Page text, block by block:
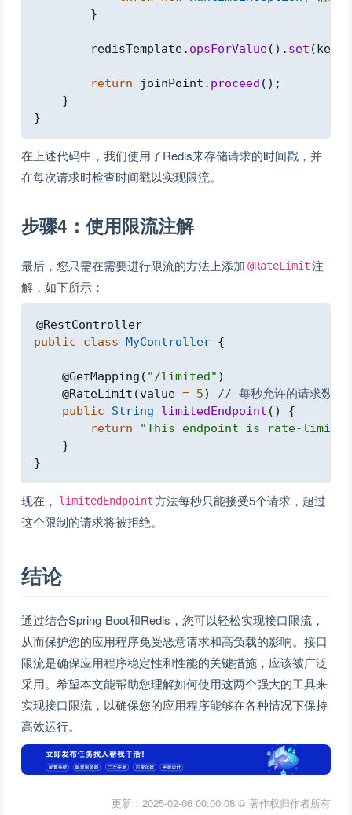
}
        redisTemplate
. opsForValue( ) . set (key
return joinPoint . proceed ( ) ;
}
}
在上述代码中，我们使用了Redis来存储请求的时间戳，并
在每次请求时检查时间戳以实现限流。
步骤4：使用限流注解
最后，您只需在需要进行限流的方法上添加 @RateLimit 注
解，如下所示：
@RestController
public
class MyController {
@GetMapping ( "/limited" )
@RateLimit (value = 5)
// 每秒允许的请求数
public
String limitedEndpoint ( )
{
return
"This endpoint is rate-
}
}
现在， limitedEndpoint 方法每秒只能接受5个请求，超过
这个限制的请求将被拒绝。
结论
通过结合Spring Boot和Redis，您可以轻松实现接口限流，
从而保护您的应用程序免受恶意请求和高负载的影响。接口
限流是确保应用程序稳定性和性能的关键措施，应该被广泛
采用。希望本文能帮助您理解如何使用这两个强大的工具来
实现接口限流，以确保您的应用程序能够在各种情况下保持
高效运行。
更新：2025-02-06 00:00:08 © 著作权归作者所有